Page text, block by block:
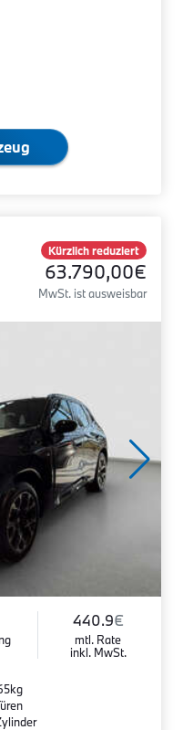
Kürzlich reduziert
63.790,00€
MwSt. ist ausweisbar
440.9€
mtl. Rate
inkl. MwSt.